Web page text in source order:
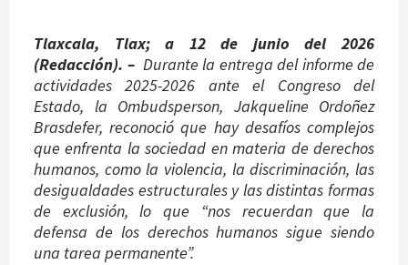
Tlaxcala, Tlax; a 12 de junio del 2026
(Redacción). – Durante la entrega del informe de
actividades 2025-2026 ante el Congreso del
Estado, la Ombudsperson, Jakqueline Ordoñez
Brasdefer, reconoció que hay desafíos complejos
que enfrenta la sociedad en materia de derechos
humanos, como la violencia, la discriminación, las
desigualdades estructurales y las distintas formas
de exclusión, lo que “nos recuerdan que la
defensa de los derechos humanos sigue siendo
una tarea permanente”.